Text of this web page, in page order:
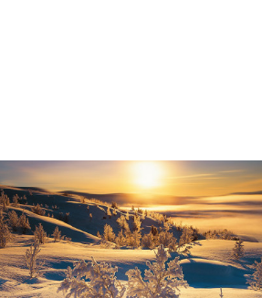
Norway - Winter gold